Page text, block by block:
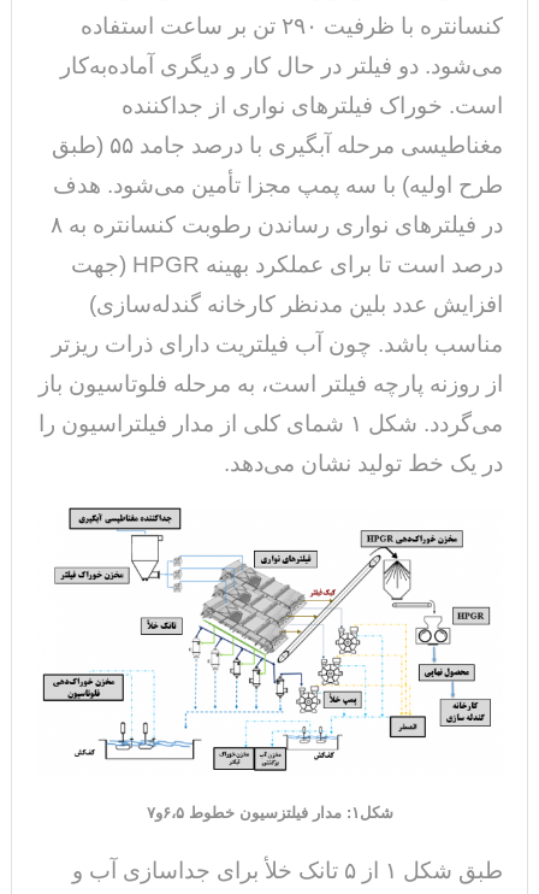
کنسانتره با ظرفیت ۲۹۰ تن بر ساعت استفاده
می‌شود. دو فیلتر در حال کار و دیگری آماده‌به‌کار
است. خوراک فیلترهای نواری از جداکننده
مغناطیسی مرحله آبگیری با درصد جامد ۵۵ (طبق
طرح اولیه) با سه پمپ مجزا تأمین می‌شود. هدف
در فیلترهای نواری رساندن رطوبت کنسانتره به ۸
درصد است تا برای عملکرد بهینه HPGR (جهت
افزایش عدد بلین مدنظر کارخانه گندله‌سازی)
مناسب باشد. چون آب فیلتریت دارای ذرات ریزتر
از روزنه پارچه فیلتر است، به مرحله فلوتاسیون باز
می‌گردد. شکل ۱ شمای کلی از مدار فیلتراسیون را
در یک خط تولید نشان می‌دهد.
شکل۱: مدار فیلتزسیون خطوط ۶،۵و۷
طبق شکل ۱ از ۵ تانک خلأ برای جداسازی آب‌ و